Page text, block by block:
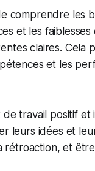
comprendre les
et les faiblesses
claires. Cela
et les
travail positif et
leurs idées et
rétroaction, et